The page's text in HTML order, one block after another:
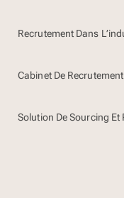
Recrutement Dans
Cabinet De
Solution De Sourcing